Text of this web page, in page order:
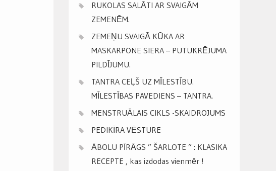
RUKOLAS SALĀTI AR SVAIGĀM
ZEMENĒM.
ZEMEŅU SVAIGĀ KŪKA AR
MASKARPONE SIERA – PUTUKRĒJUMA
PILDĪJUMU.
TANTRA CEĻŠ UZ MĪLESTĪBU.
MĪLESTĪBAS PAVEDIENS – TANTRA.
MENSTRUĀLAIS CIKLS -SKAIDROJUMS
PEDIKĪRA VĒSTURE
ĀBOLU PĪRĀGS ” ŠARLOTE ” : KLASIKA
RECEPTE , kas izdodas vienmēr !